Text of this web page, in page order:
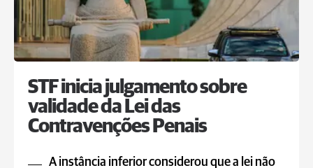
STF inicia julgamento sobre
validade da Lei das
Contravenções Penais
A instância inferior considerou que a lei não